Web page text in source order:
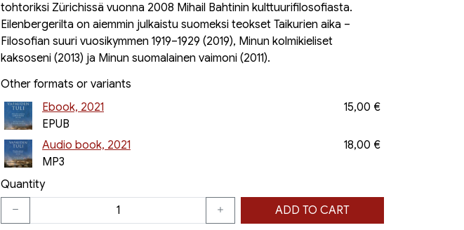
tohtoriksi Zürichissä vuonna 2008 Mihail Bahtinin kulttuurifilosofiasta.
Eilenbergerilta on aiemmin julkaistu suomeksi teokset Taikurien aika –
Filosofian suuri vuosikymmen 1919–1929 (2019), Minun kolmikieliset
kaksoseni (2013) ja Minun suomalainen vaimoni (2011).
Other formats or variants
Ebook, 2021
EPUB
15,00 €
Audio book, 2021
MP3
18,00 €
Quantity
ADD TO CART